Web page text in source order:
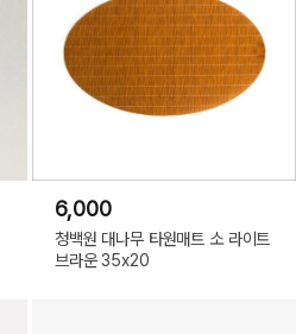
6,000
청백원 대나무 타원매트 소 라이트
브라운 35x20